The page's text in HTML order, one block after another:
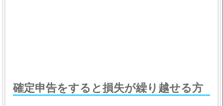
確定申告をすると損失が繰り越せる方